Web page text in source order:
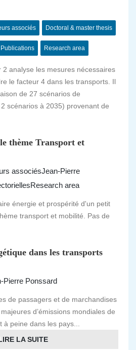
associés Doctoral & master thesis
Publications Research area
analyse les mesures nécessaires
le facteur 4 dans les transports. Il
de 27 scénarios de
scénarios à 2035) provenant de
thème Transport et
associésJean-Pierre
Research area
énergie et prospérité d'un petit
transport et mobilité. Pas de
dans les transports
Pierre Ponssard
de passagers et de marchandises
d’émissions mondiales de
à peine dans les pays...
LA SUITE